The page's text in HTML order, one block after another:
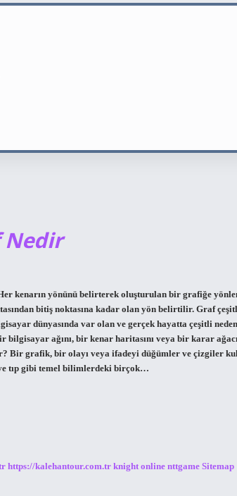
Nedir
kenarın yönünü belirterek oluşturulan bir grafiğe
bitiş noktasına kadar olan yön belirtilir. Graf
dünyasında var olan ve gerçek hayatta çeşitli
ağını, bir kenar haritasını veya bir karar
Bir grafik, bir olayı veya ifadeyi düğümler ve çizgiler
tıp gibi temel bilimlerdeki birçok…
https://kalehantour.com.tr knight online nttgame Sitemap